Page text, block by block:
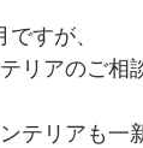
すが、
リアのご相
テリアも一